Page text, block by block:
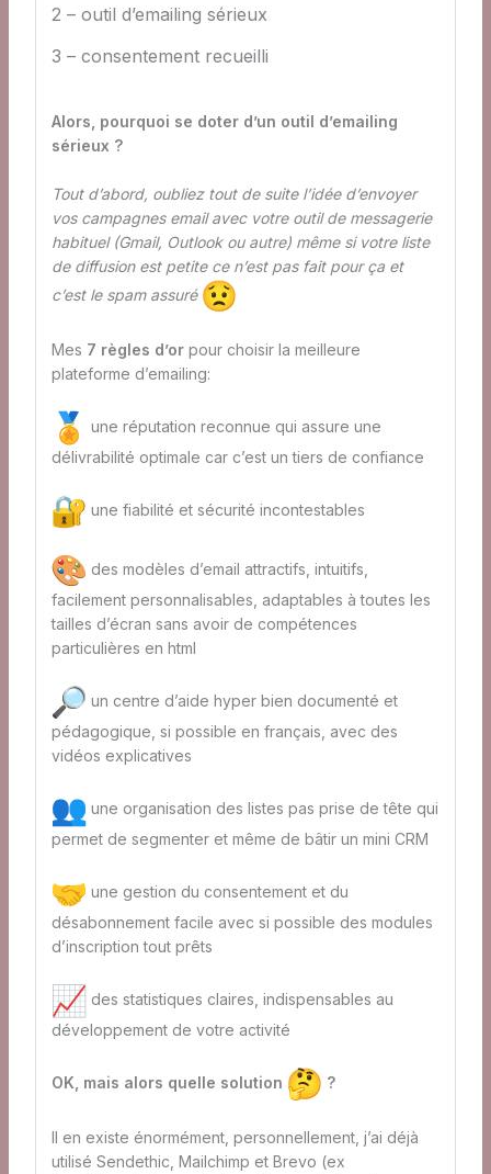
2 – outil d’emailing sérieux
3 – consentement recueilli
Alors, pourquoi se doter d’un outil d’emailing
sérieux ?
Tout d’abord, oubliez tout de suite l’idée d’envoyer
vos campagnes email avec votre outil de messagerie
habituel (Gmail, Outlook ou autre) même si votre liste
de diffusion est petite ce n’est pas fait pour ça et
c’est le spam assuré
Mes 7 règles d’orpour choisir la meilleure
plateforme d’emailing:
une réputation reconnue qui assure une
délivrabilité optimale car c’est un tiers de confiance
une fiabilité et sécurité incontestables
des modèles d’email attractifs, intuitifs,
facilement personnalisables, adaptables à toutes les
tailles d’écran sans avoir de compétences
particulières en html
un centre d’aide hyper bien documenté et
pédagogique, si possible en français, avec des
vidéos explicatives
une organisation des listes pas prise de tête qui
permet de segmenter et même de bâtir un mini CRM
une gestion du consentement et du
désabonnement facile avec si possible des modules
d’inscription tout prêts
des statistiques claires, indispensables au
développement de votre activité
OK, mais alors quelle solution ?
Il en existe énormément, personnellement, j’ai déjà
utilisé Sendethic, Mailchimp et Brevo (ex